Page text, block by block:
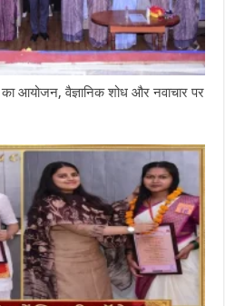
का आयोजन, वैज्ञानिक शोध और नवाचार पर